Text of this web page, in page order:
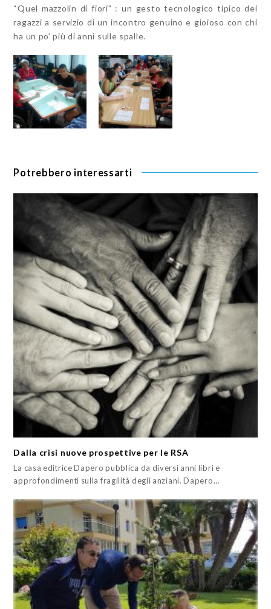
“Quel mazzolin di fiori” : un gesto tecnologico tipico dei
ragazzi a servizio di un incontro genuino e gioioso con chi
ha un po’ più di anni sulle spalle.
Potrebbero interessarti
Dalla crisi nuove prospettive per le RSA
La casa editrice Dapero pubblica da diversi anni libri e
approfondimenti sulla fragilità degli anziani. Dapero…